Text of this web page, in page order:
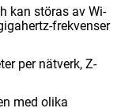
kan störas av Wi-
frekvenser
per nätverk, Z-
med olika